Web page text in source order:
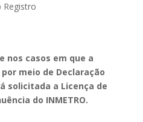
Registro
nos casos em que a
meio de Declaração
solicitada a Licença de
do INMETRO.